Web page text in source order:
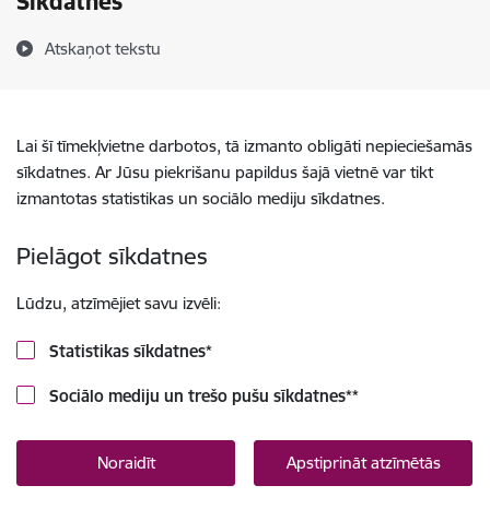
Atskaņot tekstu
Lai šī tīmekļvietne darbotos, tā izmanto obligāti nepieciešamās
sīkdatnes. Ar Jūsu piekrišanu papildus šajā vietnē var tikt
izmantotas statistikas un sociālo mediju sīkdatnes.
Pielāgot sīkdatnes
Lūdzu, atzīmējiet savu izvēli:
Statistikas sīkdatnes*
Sociālo mediju un trešo pušu sīkdatnes**
Noraidīt Apstiprināt atzīmētās